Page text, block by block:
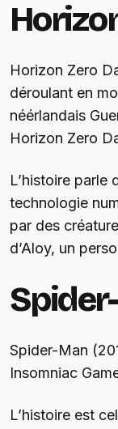
Horizon Zero
déroulant en
néérlandais
Horizon Zero
L’histoire parle
technologie
par des
d’Aloy, un
Spider-Man
Insomniac
L’histoire est